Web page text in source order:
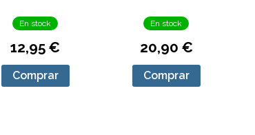
En stock
12,95 €
Comprar
En stock
20,90 €
Comprar